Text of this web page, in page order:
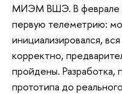
МИЭМ ВШЭ. В феврале
первую телеметрию:
инициализировался,
корректно,
пройдены. Разработка,
прототипа до